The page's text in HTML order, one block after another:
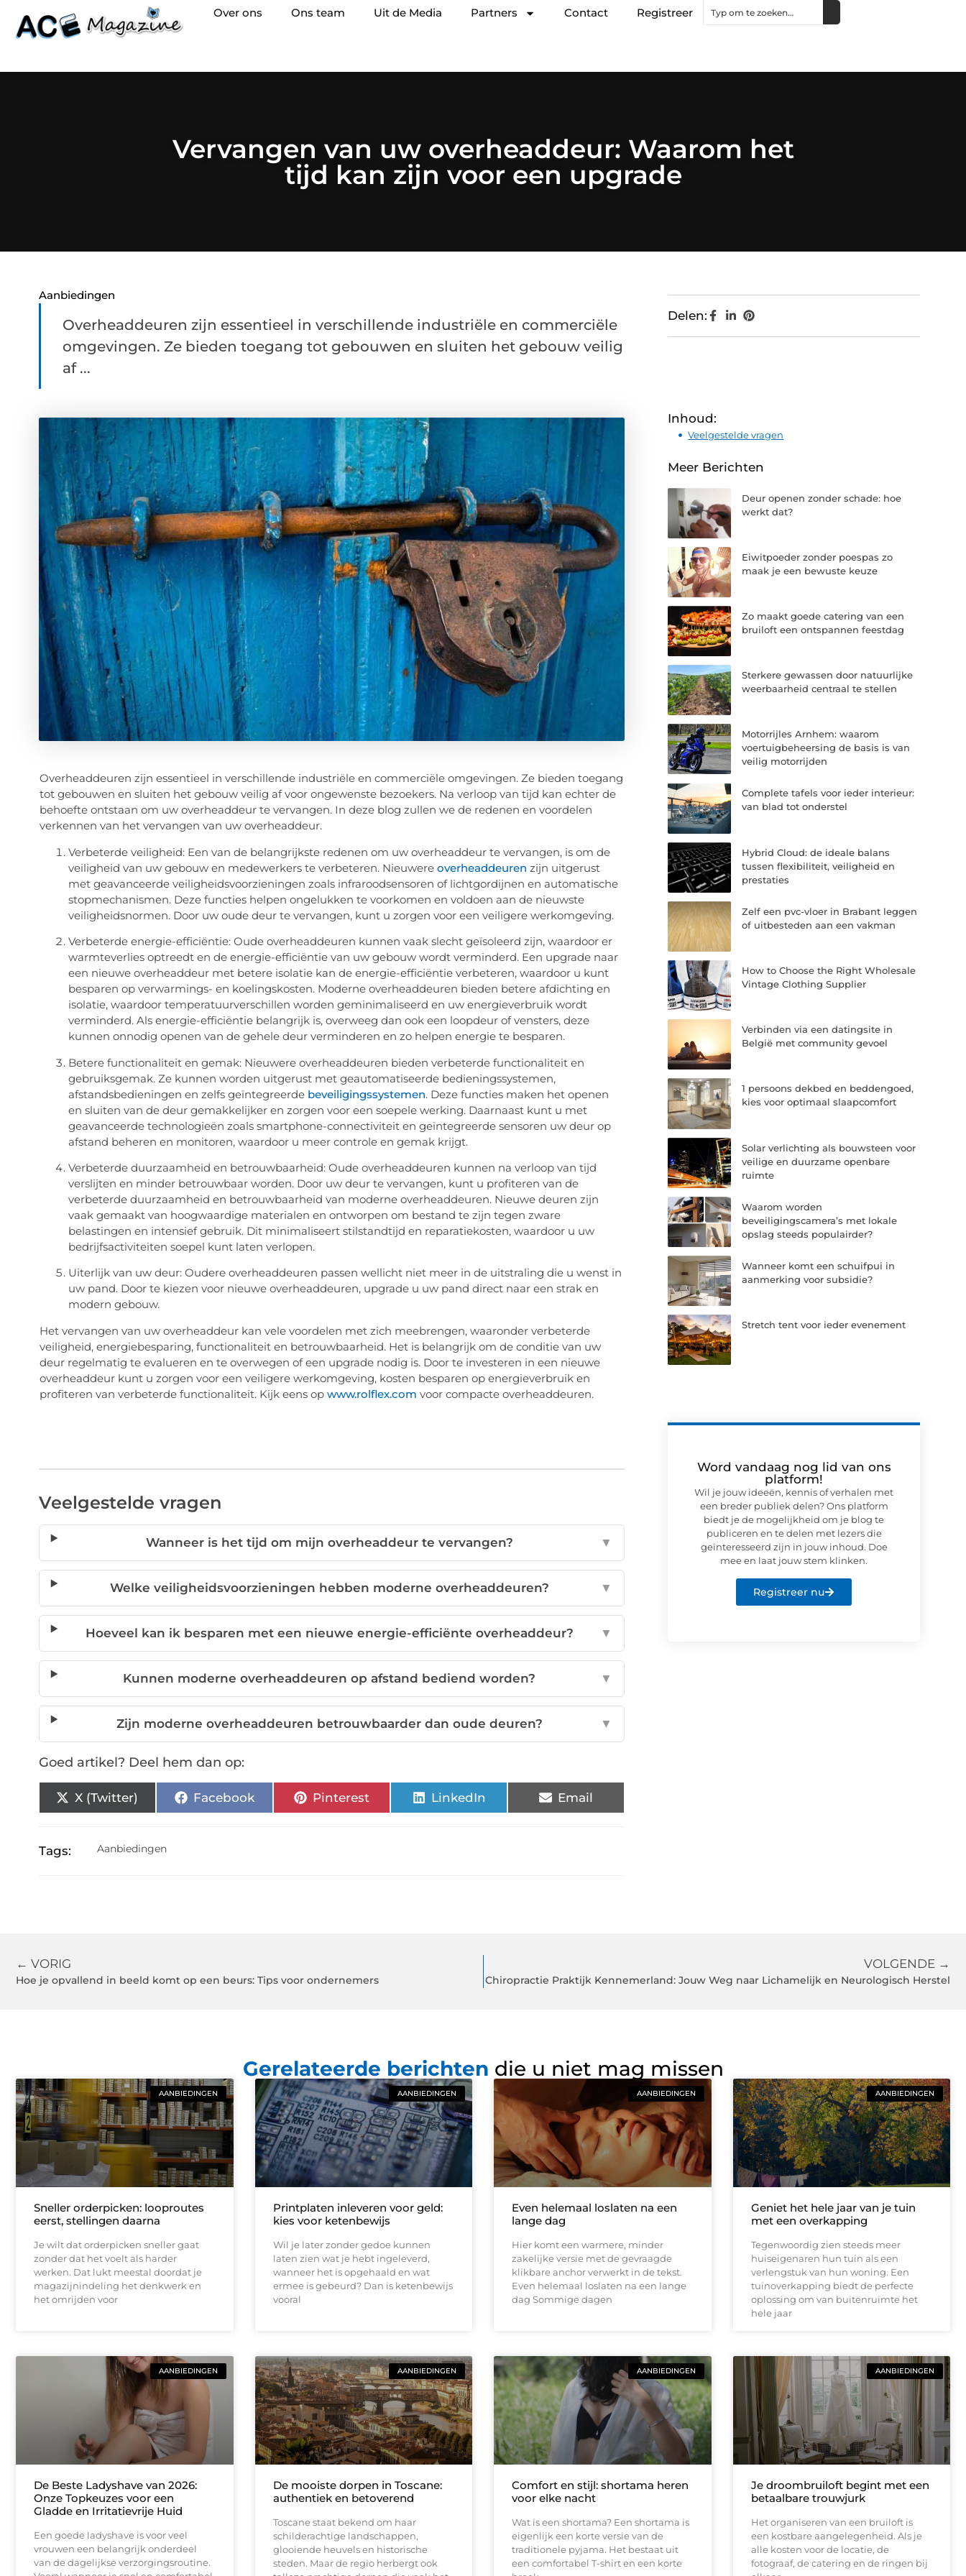
Over ons Ons team Uit de Media Partners Contact Registreer
Vervangen van uw overheaddeur: Waarom het
tijd kan zijn voor een upgrade
Aanbiedingen
Overheaddeuren zijn essentieel in verschillende industriële en commerciële
omgevingen. Ze bieden toegang tot gebouwen en sluiten het gebouw veilig
af ...
Overheaddeuren zijn essentieel in verschillende industriële en commerciële omgevingen. Ze bieden toegang
tot gebouwen en sluiten het gebouw veilig af voor ongewenste bezoekers. Na verloop van tijd kan echter de
behoefte ontstaan om uw overheaddeur te vervangen. In deze blog zullen we de redenen en voordelen
verkennen van het vervangen van uw overheaddeur.
Verbeterde veiligheid: Een van de belangrijkste redenen om uw overheaddeur te vervangen, is om de
veiligheid van uw gebouw en medewerkers te verbeteren. Nieuwere overheaddeuren zijn uitgerust
met geavanceerde veiligheidsvoorzieningen zoals infraroodsensoren of lichtgordijnen en automatische
stopmechanismen. Deze functies helpen ongelukken te voorkomen en voldoen aan de nieuwste
veiligheidsnormen. Door uw oude deur te vervangen, kunt u zorgen voor een veiligere werkomgeving.
Verbeterde energie-efficiëntie: Oude overheaddeuren kunnen vaak slecht geïsoleerd zijn, waardoor er
warmteverlies optreedt en de energie-efficiëntie van uw gebouw wordt verminderd. Een upgrade naar
een nieuwe overheaddeur met betere isolatie kan de energie-efficiëntie verbeteren, waardoor u kunt
besparen op verwarmings- en koelingskosten. Moderne overheaddeuren bieden betere afdichting en
isolatie, waardoor temperatuurverschillen worden geminimaliseerd en uw energieverbruik wordt
verminderd. Als energie-efficiëntie belangrijk is, overweeg dan ook een loopdeur of vensters, deze
kunnen onnodig openen van de gehele deur verminderen en zo helpen energie te besparen.
Betere functionaliteit en gemak: Nieuwere overheaddeuren bieden verbeterde functionaliteit en
gebruiksgemak. Ze kunnen worden uitgerust met geautomatiseerde bedieningssystemen,
afstandsbedieningen en zelfs geïntegreerde beveiligingssystemen. Deze functies maken het openen
en sluiten van de deur gemakkelijker en zorgen voor een soepele werking. Daarnaast kunt u met
geavanceerde technologieën zoals smartphone-connectiviteit en geïntegreerde sensoren uw deur op
afstand beheren en monitoren, waardoor u meer controle en gemak krijgt.
Verbeterde duurzaamheid en betrouwbaarheid: Oude overheaddeuren kunnen na verloop van tijd
verslijten en minder betrouwbaar worden. Door uw deur te vervangen, kunt u profiteren van de
verbeterde duurzaamheid en betrouwbaarheid van moderne overheaddeuren. Nieuwe deuren zijn
vaak gemaakt van hoogwaardige materialen en ontworpen om bestand te zijn tegen zware
belastingen en intensief gebruik. Dit minimaliseert stilstandtijd en reparatiekosten, waardoor u uw
bedrijfsactiviteiten soepel kunt laten verlopen.
Uiterlijk van uw deur: Oudere overheaddeuren passen wellicht niet meer in de uitstraling die u wenst in
uw pand. Door te kiezen voor nieuwe overheaddeuren, upgrade u uw pand direct naar een strak en
modern gebouw.
Het vervangen van uw overheaddeur kan vele voordelen met zich meebrengen, waaronder verbeterde
veiligheid, energiebesparing, functionaliteit en betrouwbaarheid. Het is belangrijk om de conditie van uw
deur regelmatig te evalueren en te overwegen of een upgrade nodig is. Door te investeren in een nieuwe
overheaddeur kunt u zorgen voor een veiligere werkomgeving, kosten besparen op energieverbruik en
profiteren van verbeterde functionaliteit. Kijk eens op www.rolflex.com voor compacte overheaddeuren.
Veelgestelde vragen
Wanneer is het tijd om mijn overheaddeur te vervangen? ▼
Welke veiligheidsvoorzieningen hebben moderne overheaddeuren? ▼
Hoeveel kan ik besparen met een nieuwe energie-efficiënte overheaddeur? ▼
Kunnen moderne overheaddeuren op afstand bediend worden? ▼
Zijn moderne overheaddeuren betrouwbaarder dan oude deuren? ▼
Goed artikel? Deel hem dan op:
X (Twitter) Facebook Pinterest LinkedIn Email
Tags: Aanbiedingen
Delen:
Inhoud:
Veelgestelde vragen
Meer Berichten
Deur openen zonder schade: hoe
werkt dat?
Eiwitpoeder zonder poespas zo
maak je een bewuste keuze
Zo maakt goede catering van een
bruiloft een ontspannen feestdag
Sterkere gewassen door natuurlijke
weerbaarheid centraal te stellen
Motorrijles Arnhem: waarom
voertuigbeheersing de basis is van
veilig motorrijden
Complete tafels voor ieder interieur:
van blad tot onderstel
Hybrid Cloud: de ideale balans
tussen flexibiliteit, veiligheid en
prestaties
Zelf een pvc-vloer in Brabant leggen
of uitbesteden aan een vakman
How to Choose the Right Wholesale
Vintage Clothing Supplier
Verbinden via een datingsite in
België met community gevoel
1 persoons dekbed en beddengoed,
kies voor optimaal slaapcomfort
Solar verlichting als bouwsteen voor
veilige en duurzame openbare
ruimte
Waarom worden
beveiligingscamera’s met lokale
opslag steeds populairder?
Wanneer komt een schuifpui in
aanmerking voor subsidie?
Stretch tent voor ieder evenement
Word vandaag nog lid van ons
platform!
Wil je jouw ideeën, kennis of verhalen met
een breder publiek delen? Ons platform
biedt je de mogelijkheid om je blog te
publiceren en te delen met lezers die
geïnteresseerd zijn in jouw inhoud. Doe
mee en laat jouw stem klinken.
Registreer nu
← VORIG
Hoe je opvallend in beeld komt op een beurs: Tips voor ondernemers
VOLGENDE →
Chiropractie Praktijk Kennemerland: Jouw Weg naar Lichamelijk en Neurologisch Herstel
Gerelateerde berichten die u niet mag missen
AANBIEDINGEN
Sneller orderpicken: looproutes
eerst, stellingen daarna
Je wilt dat orderpicken sneller gaat
zonder dat het voelt als harder
werken. Dat lukt meestal doordat je
magazijnindeling het denkwerk en
het omrijden voor
AANBIEDINGEN
Printplaten inleveren voor geld:
kies voor ketenbewijs
Wil je later zonder gedoe kunnen
laten zien wat je hebt ingeleverd,
wanneer het is opgehaald en wat
ermee is gebeurd? Dan is ketenbewijs
vooral
AANBIEDINGEN
Even helemaal loslaten na een
lange dag
Hier komt een warmere, minder
zakelijke versie met de gevraagde
klikbare anchor verwerkt in de tekst.
Even helemaal loslaten na een lange
dag Sommige dagen
AANBIEDINGEN
Geniet het hele jaar van je tuin
met een overkapping
Tegenwoordig zien steeds meer
huiseigenaren hun tuin als een
verlengstuk van hun woning. Een
tuinoverkapping biedt de perfecte
oplossing om van buitenruimte het
hele jaar
AANBIEDINGEN
De Beste Ladyshave van 2026:
Onze Topkeuzes voor een
Gladde en Irritatievrije Huid
Een goede ladyshave is voor veel
vrouwen een belangrijk onderdeel
van de dagelijkse verzorgingsroutine.
AANBIEDINGEN
De mooiste dorpen in Toscane:
authentiek en betoverend
Toscane staat bekend om haar
schilderachtige landschappen,
glooiende heuvels en historische
steden. Maar de regio herbergt ook
AANBIEDINGEN
Comfort en stijl: shortama heren
voor elke nacht
Wat is een shortama? Een shortama is
eigenlijk een korte versie van de
traditionele pyjama. Het bestaat uit
een comfortabel T-shirt en een korte
AANBIEDINGEN
Je droombruiloft begint met een
betaalbare trouwjurk
Het organiseren van een bruiloft is
een kostbare aangelegenheid. Als je
alle kosten voor de locatie, de
fotograaf, de catering en de ringen bij